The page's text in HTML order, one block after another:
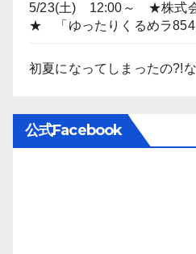
5/23(土) 12:00～ ★株式会
★ 「ゆったりくるめラ
初夏になってしまったの?!
公式Facebook